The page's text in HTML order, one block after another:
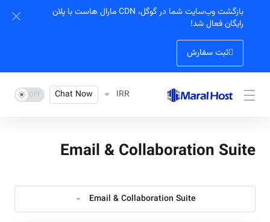
بازگشت وب‌سایت شما در گوگل، CDN مارال هاست با پلان
رایگان فعال شد!
ثبت سفارش
IRR
Chat Now
Email & Collaboration Suite
Email & Collaboration Suite